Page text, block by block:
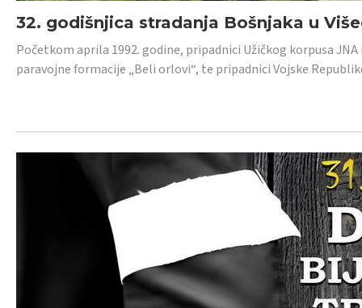
32. godišnjica stradanja Bošnjaka u
Početkom aprila 1992. godine, pripadnici Užičkog korpusa
paravojne formacije „Beli orlovi“, te pripadnici Vojske